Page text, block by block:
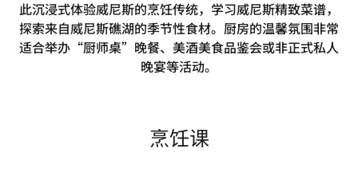
此沉浸式体验威尼斯的烹饪传统，学习威尼斯精致菜谱，
探索来自威尼斯礁湖的季节性食材。厨房的温馨氛围非常
适合举办“厨师桌”晚餐、美酒美食品鉴会或非正式私人
晚宴等活动。
烹饪课